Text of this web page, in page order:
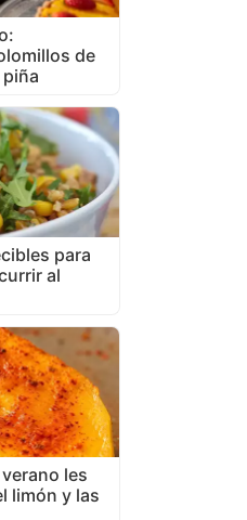
de
para
al
les
limón y las